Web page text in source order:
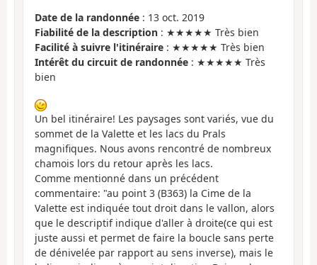
Date de la randonnée : 13 oct. 2019
Fiabilité de la description : ★★★★★ Très bien
Facilité à suivre l'itinéraire : ★★★★★ Très bien
Intérêt du circuit de randonnée : ★★★★★ Très
bien
Un bel itinéraire! Les paysages sont variés, vue du
sommet de la Valette et les lacs du Prals
magnifiques. Nous avons rencontré de nombreux
chamois lors du retour après les lacs.
Comme mentionné dans un précédent
commentaire: "au point 3 (B363) la Cime de la
Valette est indiquée tout droit dans le vallon, alors
que le descriptif indique d'aller à droite(ce qui est
juste aussi et permet de faire la boucle sans perte
de dénivelée par rapport au sens inverse), mais le